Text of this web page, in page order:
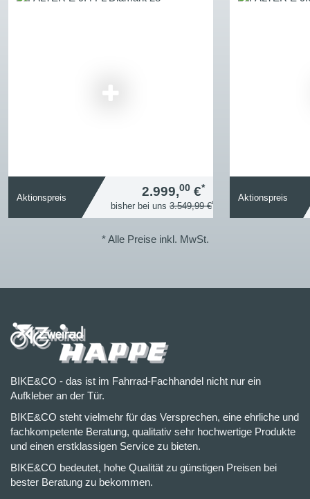
Aktionspreis 2.999,00 €*
bisher bei uns 3.549,99 €*
Aktionspreis
* Alle Preise inkl. MwSt.
BIKE&CO - das ist im Fahrrad-Fachhandel nicht nur ein
Aufkleber an der Tür.
BIKE&CO steht vielmehr für das Versprechen, eine ehrliche und
fachkompetente Beratung, qualitativ sehr hochwertige Produkte
und einen erstklassigen Service zu bieten.
BIKE&CO bedeutet, hohe Qualität zu günstigen Preisen bei
bester Beratung zu bekommen.